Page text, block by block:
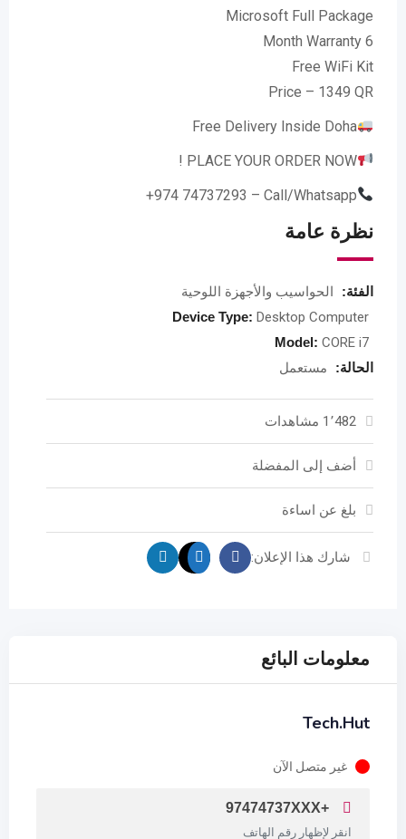
Microsoft Full Package
6 Month Warranty
Free WiFi Kit
Price – 1349 QR
Free Delivery Inside Doha
PLACE YOUR ORDER NOW !
Call/Whatsapp – ⁨+974 74737293⁩
نظرة عامة
الفئة: الحواسيب والأجهزة اللوحية
Device Type: Desktop Computer
Model: CORE i7
الحالة: مستعمل
1٬482 مشاهدات
أضف إلى المفضلة
بلغ عن اساءة
شارك هذا الإعلان:
معلومات البائع
Tech.Hut
غير متصل الآن
+97474737XXX
انقر لإظهار رقم الهاتف